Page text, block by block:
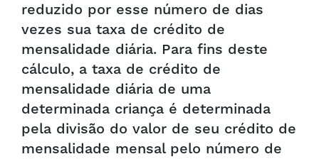
reduzido por esse número de dias
vezes sua taxa de crédito de
mensalidade diária. Para fins deste
cálculo, a taxa de crédito de
mensalidade diária de uma
determinada criança é determinada
pela divisão do valor de seu crédito de
mensalidade mensal pelo número de